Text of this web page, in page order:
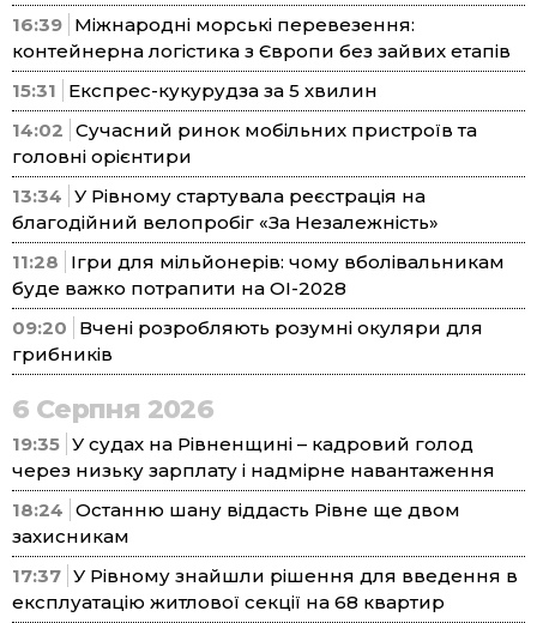
16:39 Міжнародні морські перевезення:
контейнерна логістика з Європи без зайвих етапів
15:31
Експрес-кукурудза за 5 хвилин
14:02 Сучасний ринок мобільних пристроїв та
головні орієнтири
13:34 У Рівному стартувала реєстрація на
благодійний велопробіг «За Незалежність»
11:28
Ігри для мільйонерів: чому вболівальникам
буде важко потрапити на ОІ-2028
09:20
Вчені розробляють розумні окуляри для
грибників
6 Серпня 2026
19:35 У судах на Рівненщині – кадровий голод
через низьку зарплату і надмірне навантаження
18:24 Останню шану віддасть Рівне ще двом
захисникам
17:37 У Рівному знайшли рішення для введення в
експлуатацію житлової секції на 68 квартир